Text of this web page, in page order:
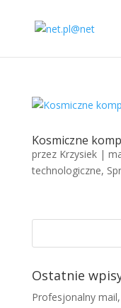
Kosmiczne
przez Krzysiek|
technologiczne,
Ostatnie
Profesjonalny